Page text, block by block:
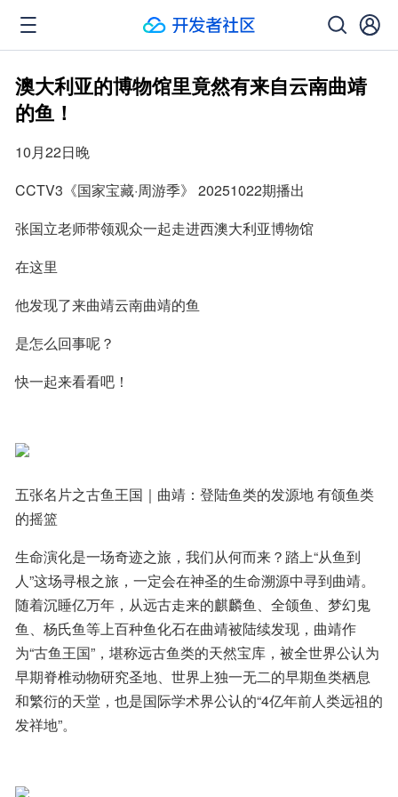
澳大利亚的博物馆里竟然有来自云南曲靖
的鱼！
10月22日晚
CCTV3《国家宝藏·周游季》 20251022期播出
张国立老师带领观众一起走进西澳大利亚博物馆
在这里
他发现了来曲靖云南曲靖的鱼
是怎么回事呢？
快一起来看看吧！
五张名片之古鱼王国｜曲靖：登陆鱼类的发源地 有颌鱼类
的摇篮
生命演化是一场奇迹之旅，我们从何而来？踏上“从鱼到
人”这场寻根之旅，一定会在神圣的生命溯源中寻到曲靖。
随着沉睡亿万年，从远古走来的麒麟鱼、全颌鱼、梦幻鬼
鱼、杨氏鱼等上百种鱼化石在曲靖被陆续发现，曲靖作
为“古鱼王国”，堪称远古鱼类的天然宝库，被全世界公认为
早期脊椎动物研究圣地、世界上独一无二的早期鱼类栖息
和繁衍的天堂，也是国际学术界公认的“4亿年前人类远祖的
发祥地”。